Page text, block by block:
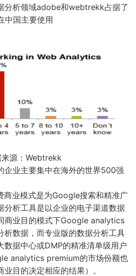
分析领域adobe和webtrekk占据了
中国主要使用
源：Webtrekk
企业主要集中在海外的世界500强
业模式是为Google搜索和精准广
分析工具是以企业的电子渠道数据
商业目的模式下Google analytics
析数据，而专业版的数据分析工具
数据中心或DMP的精准清单级用户
analytics premium的市场份额也
目的决定相应的结果）。